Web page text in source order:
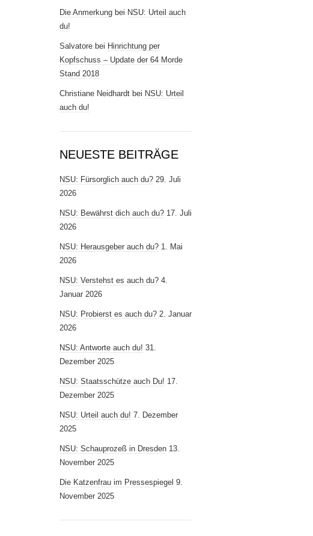
Die Anmerkung bei NSU: Urteil auch
du!
Salvatore bei Hinrichtung per
Kopfschuss – Update der 64 Morde
Stand 2018
Christiane Neidhardt bei NSU: Urteil
auch du!
NEUESTE BEITRÄGE
NSU: Fürsorglich auch du? 29. Juli
2026
NSU: Bewährst dich auch du? 17. Juli
2026
NSU: Herausgeber auch du? 1. Mai
2026
NSU: Verstehst es auch du? 4.
Januar 2026
NSU: Probierst es auch du? 2. Januar
2026
NSU: Antworte auch du! 31.
Dezember 2025
NSU: Staatsschütze auch Du! 17.
Dezember 2025
NSU: Urteil auch du! 7. Dezember
2025
NSU: Schauprozeß in Dresden 13.
November 2025
Die Katzenfrau im Pressespiegel 9.
November 2025